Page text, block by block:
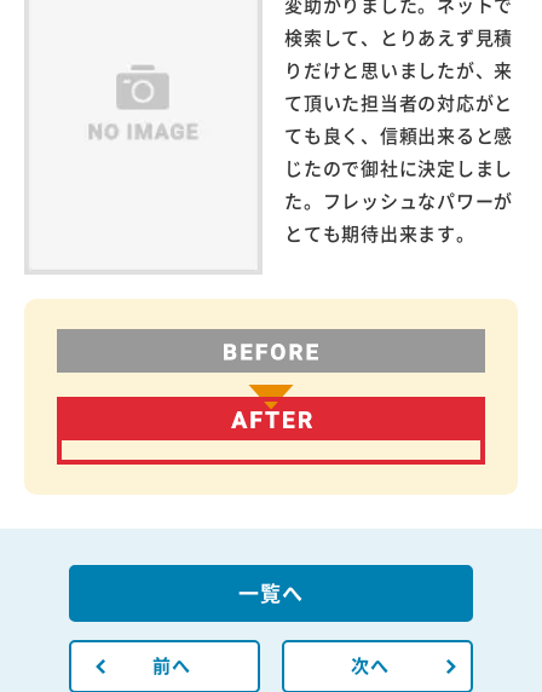
検索して、とりあえず見積
りだけと思いましたが、来
て頂いた担当者の対応がと
ても良く、信頼出来ると感
じたので御社に決定しまし
た。フレッシュなパワーが
とても期待出来ます。
前へ
一覧へ
次へ